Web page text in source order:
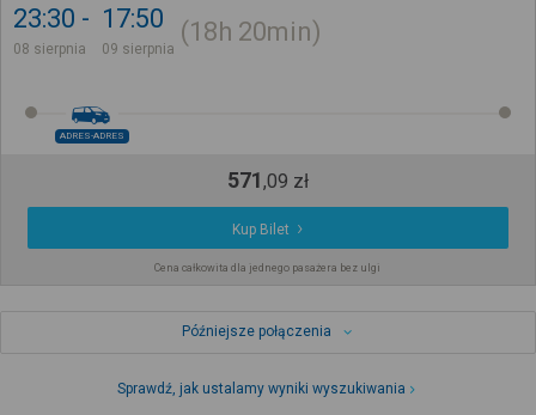
23:30
08 sierpnia
17:50
09 sierpnia
18h 20min
ADRES-ADRES
571,09 zł
Kup Bilet
Cena całkowita dla jednego pasażera bez ulgi
Późniejsze połączenia
Sprawdź, jak ustalamy wyniki wyszukiwania